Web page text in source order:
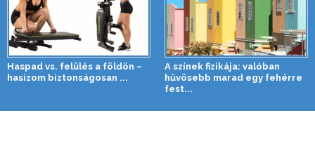
Haspad vs. felülés a földön –
hasizom biztonságosan ...
A színek fizikája: valóban
hűvösebb marad egy fehérre
fest...